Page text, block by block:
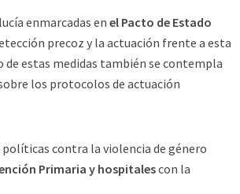
enmarcadas enel Pacto de Estado
precoz y la actuación frente a esta
estas medidas también se contempla
los protocolos de actuación
contra la violencia de género
Primaria y hospitalescon la